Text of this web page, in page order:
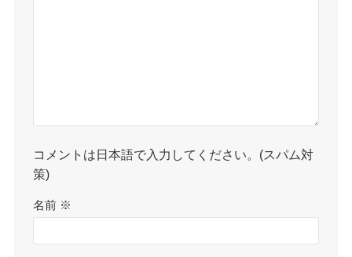
コメントは日本語で入力してください。(スパム対
策)
名前 ※